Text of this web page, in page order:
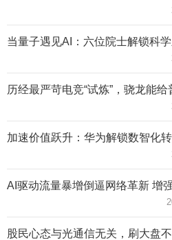
当量子遇见AI：六位院士解锁科
历经最严苛电竞“试炼”，骁龙能
加速价值跃升：华为解锁数智化
AI驱动流量暴增倒逼网络革新 增
股民心态与光通信无关，刷大盘